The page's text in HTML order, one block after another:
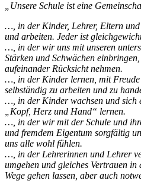
„Unsere Schule ist eine
…, in der Kinder, Lehrer, Eltern
und arbeiten. Jeder ist
…, in der wir uns mit unseren
Stärken und Schwächen
aufeinander Rücksicht nehmen.
…, in der Kinder lernen, mit
selbständig zu arbeiten und zu
…, in der Kinder wachsen und sich
„Kopf, Herz und Hand“ lernen.
…, in der wir mit der Schule und
und fremdem Eigentum sorgfältig
uns alle wohl fühlen.
…, in der Lehrerinnen und Lehrer
umgehen und gleiches Vertrauen
Wege gehen lassen, aber auch